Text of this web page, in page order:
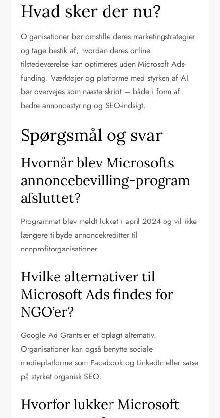
Hvad sker der nu?
Organisationer bør omstille deres marketingstrategier
og tage bestik af, hvordan deres online
tilstedeværelse kan optimeres uden Microsoft Ads-
funding. Værktøjer og platforme med styrken af AI
bør overvejes som næste skridt – både i form af
bedre annoncestyring og SEO-indsigt.
Spørgsmål og svar
Hvornår blev Microsofts
annoncebevilling-program
afsluttet?
Programmet blev meldt lukket i april 2024 og vil ikke
længere tilbyde annoncekreditter til
nonprofitorganisationer.
Hvilke alternativer til
Microsoft Ads findes for
NGO’er?
Google Ad Grants er et oplagt alternativ.
Organisationer kan også benytte sociale
medieplatforme som Facebook og LinkedIn eller satse
på styrket organisk SEO.
Hvorfor lukker Microsoft